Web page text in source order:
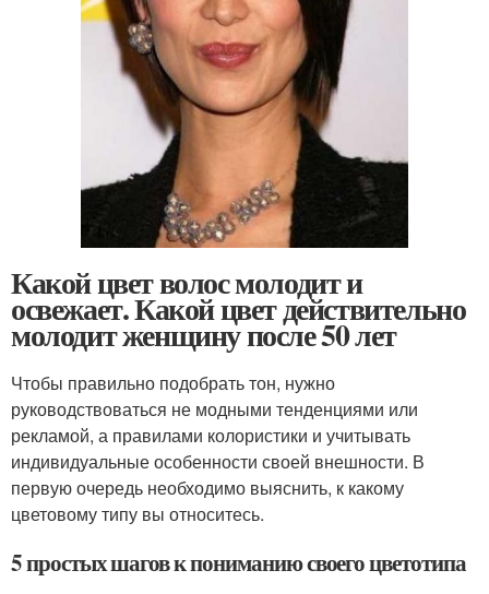
Какой цвет волос молодит и
освежает. Какой цвет действительно
молодит женщину после 50 лет
Чтобы правильно подобрать тон, нужно
руководствоваться не модными тенденциями или
рекламой, а правилами колористики и учитывать
индивидуальные особенности своей внешности. В
первую очередь необходимо выяснить, к какому
цветовому типу вы относитесь.
5 простых шагов к пониманию своего цветотипа